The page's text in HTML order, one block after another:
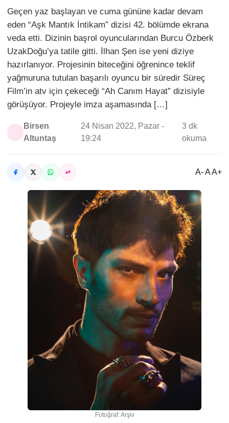
Geçen yaz başlayan ve cuma gününe kadar devam
eden “Aşk Mantık İntikam” dizisi 42. bölümde ekrana
veda etti. Dizinin başrol oyuncularından Burcu Özberk
UzakDoğu’ya tatile gitti. İlhan Şen ise yeni diziye
hazırlanıyor. Projesinin biteceğini öğrenince teklif
yağmuruna tutulan başarılı oyuncu bir süredir Süreç
Film’in atv için çekeceği “Ah Canım Hayat” dizisiyle
görüşüyor. Projeyle imza aşamasında […]
Birsen
Altuntaş
24 Nisan 2022, Pazar -
19:24
3 dk
okuma
A- A A+
Fotoğraf: Arşiv